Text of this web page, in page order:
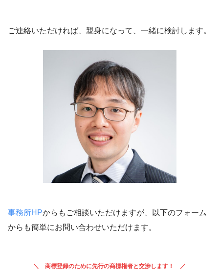
ご連絡いただければ、親身になって、一緒に検討します。
事務所HPからもご相談いただけますが、以下のフォーム
からも簡単にお問い合わせいただけます。
商標登録のために先行の商標権者と交渉します！